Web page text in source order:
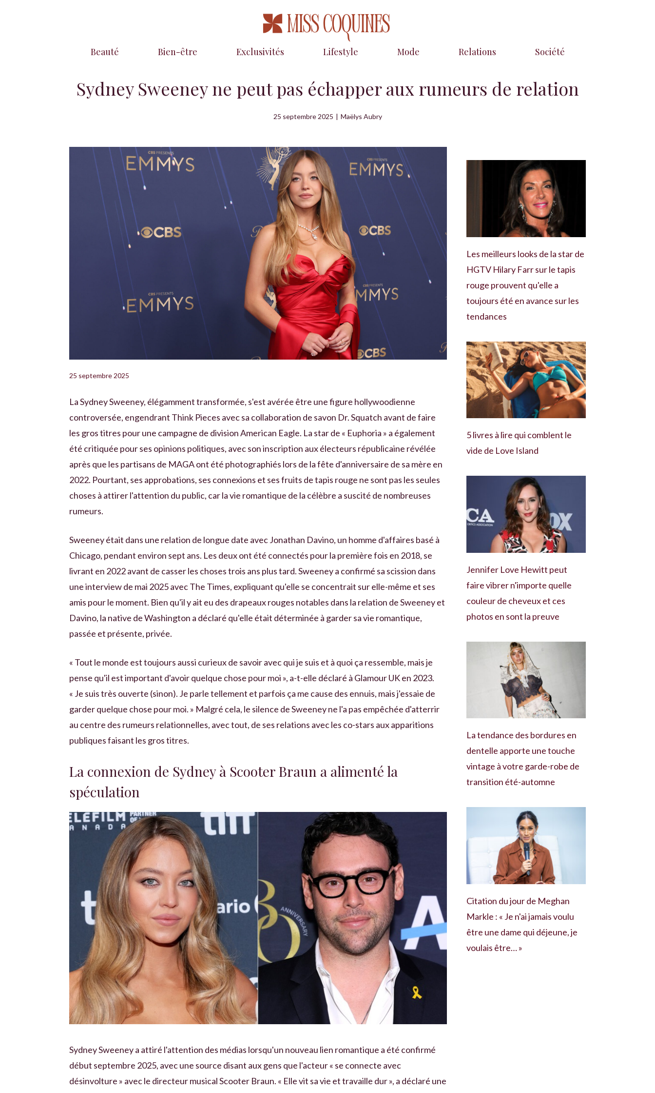
Beauté Bien-être Exclusivités Lifestyle Mode Relations Société
Sydney Sweeney ne peut pas échapper aux rumeurs de relation
25 septembre 2025 | Maëlys Aubry
25 septembre 2025
La Sydney Sweeney, élégamment transformée, s'est avérée être une figure hollywoodienne
controversée, engendrant Think Pieces avec sa collaboration de savon Dr. Squatch avant de faire
les gros titres pour une campagne de division American Eagle. La star de « Euphoria » a également
été critiquée pour ses opinions politiques, avec son inscription aux électeurs républicaine révélée
après que les partisans de MAGA ont été photographiés lors de la fête d'anniversaire de sa mère en
2022. Pourtant, ses approbations, ses connexions et ses fruits de tapis rouge ne sont pas les seules
choses à attirer l'attention du public, car la vie romantique de la célèbre a suscité de nombreuses
rumeurs.
Sweeney était dans une relation de longue date avec Jonathan Davino, un homme d'affaires basé à
Chicago, pendant environ sept ans. Les deux ont été connectés pour la première fois en 2018, se
livrant en 2022 avant de casser les choses trois ans plus tard. Sweeney a confirmé sa scission dans
une interview de mai 2025 avec The Times, expliquant qu'elle se concentrait sur elle-même et ses
amis pour le moment. Bien qu'il y ait eu des drapeaux rouges notables dans la relation de Sweeney et
Davino, la native de Washington a déclaré qu'elle était déterminée à garder sa vie romantique,
passée et présente, privée.
« Tout le monde est toujours aussi curieux de savoir avec qui je suis et à quoi ça ressemble, mais je
pense qu'il est important d'avoir quelque chose pour moi », a-t-elle déclaré à Glamour UK en 2023.
« Je suis très ouverte (sinon). Je parle tellement et parfois ça me cause des ennuis, mais j'essaie de
garder quelque chose pour moi. » Malgré cela, le silence de Sweeney ne l'a pas empêchée d'atterrir
au centre des rumeurs relationnelles, avec tout, de ses relations avec les co-stars aux apparitions
publiques faisant les gros titres.
La connexion de Sydney à Scooter Braun a alimenté la
spéculation
Sydney Sweeney a attiré l'attention des médias lorsqu'un nouveau lien romantique a été confirmé
début septembre 2025, avec une source disant aux gens que l'acteur « se connecte avec
désinvolture » avec le directeur musical Scooter Braun. « Elle vit sa vie et travaille dur », a déclaré une
Les meilleurs looks de la star de
HGTV Hilary Farr sur le tapis
rouge prouvent qu'elle a
toujours été en avance sur les
tendances
5 livres à lire qui comblent le
vide de Love Island
Jennifer Love Hewitt peut
faire vibrer n'importe quelle
couleur de cheveux et ces
photos en sont la preuve
La tendance des bordures en
dentelle apporte une touche
vintage à votre garde-robe de
transition été-automne
Citation du jour de Meghan
Markle : « Je n'ai jamais voulu
être une dame qui déjeune, je
voulais être… »